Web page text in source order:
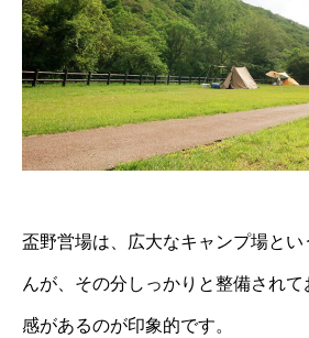
盃野営場は、広大なキャンプ場と
んが、その分しっかりと整備され
感があるのが印象的です。